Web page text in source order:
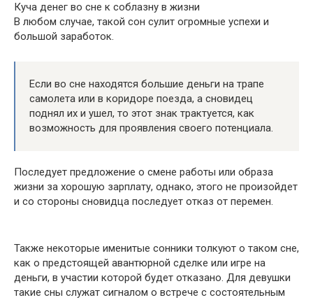
Куча денег во сне к соблазну в жизни
В любом случае, такой сон сулит огромные успехи и
большой заработок.
Если во сне находятся большие деньги на трапе
самолета или в коридоре поезда, а сновидец
поднял их и ушел, то этот знак трактуется, как
возможность для проявления своего потенциала.
Последует предложение о смене работы или образа
жизни за хорошую зарплату, однако, этого не произойдет
и со стороны сновидца последует отказ от перемен.
Также некоторые именитые сонники толкуют о таком сне,
как о предстоящей авантюрной сделке или игре на
деньги, в участии которой будет отказано. Для девушки
такие сны служат сигналом о встрече с состоятельным